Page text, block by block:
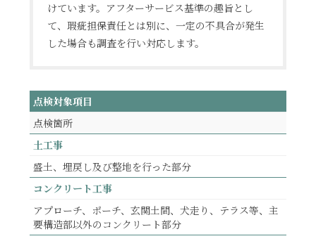
けています。アフターサービス基準の趣旨とし
て、瑕疵担保責任とは別に、一定の不具合が発生
した場合も調査を行い対応します。
点検対象項目
点検箇所
土工事
盛土、埋戻し及び整地を行った部分
コンクリート工事
アプローチ、ポーチ、玄関土間、犬走り、テラス等、主
要構造部以外のコンクリート部分